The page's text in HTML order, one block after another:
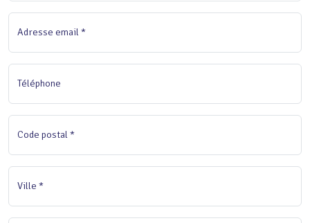
Adresse email *
Téléphone
Code postal *
Ville *